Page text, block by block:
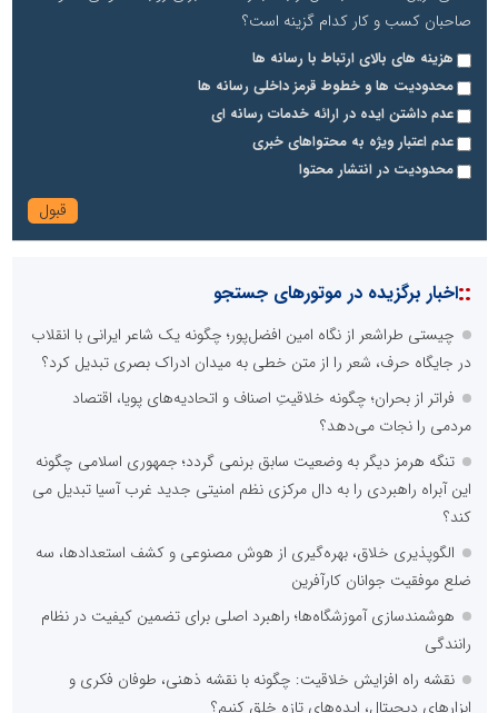
صاحبان کسب و کار کدام گزینه است؟
هزینه های بالای ارتباط با رسانه ها
محدودیت ها و خطوط قرمز داخلی رسانه ها
عدم داشتن ایده در ارائه خدمات رسانه ای
عدم اعتبار ویژه به محتواهای خبری
محدودیت در انتشار محتوا
::اخبار برگزیده در موتورهای جستجو
چیستی طراشعر از نگاه امین افضل‌پور؛ چگونه یک شاعر ایرانی با انقلاب
در جایگاه حرف، شعر را از متن خطی به میدان ادراک بصری تبدیل کرد؟
فراتر از بحران؛ چگونه خلاقیتِ اصناف و اتحادیه‌های پویا، اقتصاد
مردمی را نجات می‌دهد؟
تنگه هرمز دیگر به وضعیت سابق برنمی گردد؛ جمهوری اسلامی چگونه
این آبراه راهبردی را به دال مرکزی نظم امنیتی جدید غرب آسیا تبدیل می
کند؟
الگوپذیری خلاق، بهره‌گیری از هوش مصنوعی و کشف استعدادها، سه
ضلع موفقیت جوانان کارآفرین
هوشمندسازی آموزشگاه‌ها؛ راهبرد اصلی برای تضمین کیفیت در نظام
رانندگی
نقشه راه افزایش خلاقیت: چگونه با نقشه ذهنی، طوفان فکری و
ابزارهای دیجیتال، ایده‌های تازه خلق کنیم؟